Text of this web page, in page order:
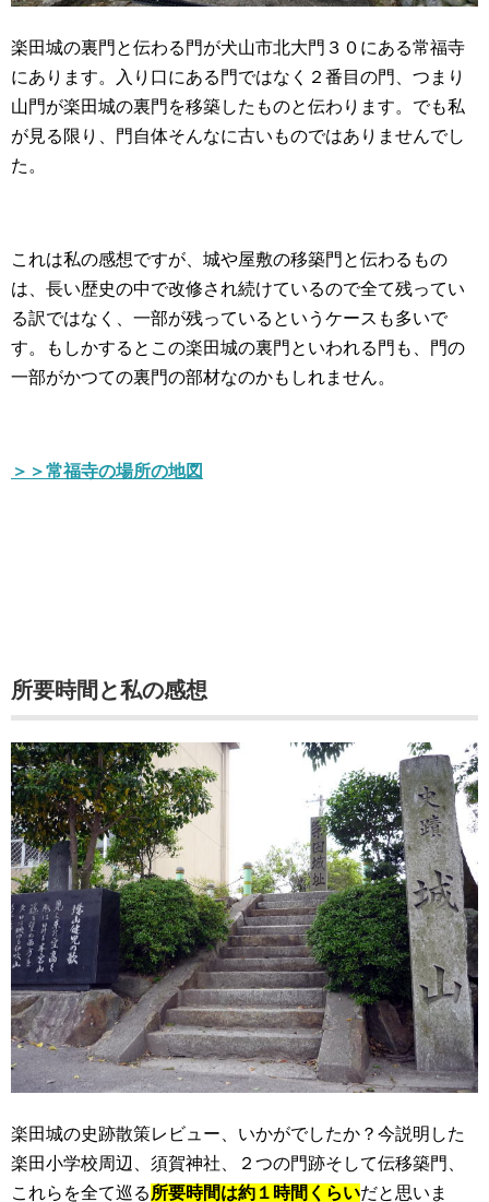
楽田城の裏門と伝わる門が犬山市北大門３０にある常福寺
にあります。入り口にある門ではなく２番目の門、つまり
山門が楽田城の裏門を移築したものと伝わります。でも私
が見る限り、門自体そんなに古いものではありませんでし
た。
これは私の感想ですが、城や屋敷の移築門と伝わるもの
は、長い歴史の中で改修され続けているので全て残ってい
る訳ではなく、一部が残っているというケースも多いで
す。もしかするとこの楽田城の裏門といわれる門も、門の
一部がかつての裏門の部材なのかもしれません。
＞＞常福寺の場所の地図
所要時間と私の感想
楽田城の史跡散策レビュー、いかがでしたか？今説明した
楽田小学校周辺、須賀神社、２つの門跡そして伝移築門、
これらを全て巡る所要時間は約１時間くらいだと思いま